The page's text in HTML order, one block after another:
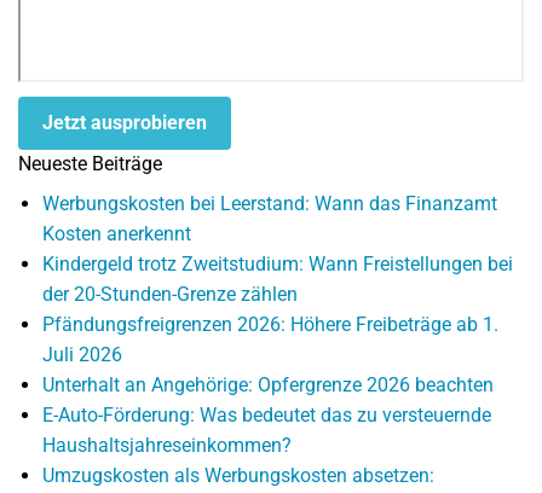
Jetzt ausprobieren
Neueste Beiträge
Werbungskosten bei Leerstand: Wann das Finanzamt
Kosten anerkennt
Kindergeld trotz Zweitstudium: Wann Freistellungen bei
der 20-Stunden-Grenze zählen
Pfändungsfreigrenzen 2026: Höhere Freibeträge ab 1.
Juli 2026
Unterhalt an Angehörige: Opfergrenze 2026 beachten
E-Auto-Förderung: Was bedeutet das zu versteuernde
Haushaltsjahreseinkommen?
Umzugskosten als Werbungskosten absetzen: